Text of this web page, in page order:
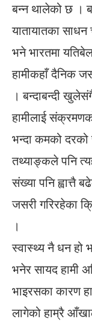
बन्न थालेको छ ।
यातायातका
भने भारतमा
हामीकहाँ दैनिक
। बन्दाबन्दी
हामीलाई
भन्दा कमको
तथ्याङ्कले पनि
संख्या पनि ह्वात्तै
जसरी गरिरहेका
।
स्वास्थ्य नै धन हो
भनेर सायद हामी
भाइरसका कारण
लागेको हाम्रै